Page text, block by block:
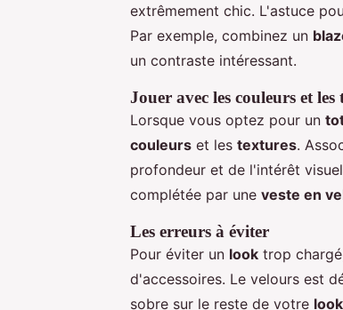
extrêmement chic. L'astuce
Par exemple, combinez un
un contraste intéressant.
Jouer avec les couleurs et les
Lorsque vous optez pour un
couleurs et les textures.
profondeur et de l'intérêt
complétée par une veste en
Les erreurs à éviter
Pour éviter un look trop
d'accessoires. Le velours est
sobre sur le reste de votre look